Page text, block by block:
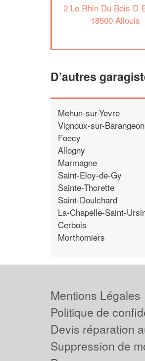
2 Le Rhin Du Bois D
18500 Allouis
D’autres
Mehun-sur-Yevre
Vignoux-sur-Barangeon
Foecy
Allogny
Marmagne
Saint-Eloy-de-Gy
Sainte-Thorette
Saint-Doulchard
La-Chapelle-Saint-
Cerbois
Morthomiers
Mentions Légales
Politique de
Devis réparation
Suppression de